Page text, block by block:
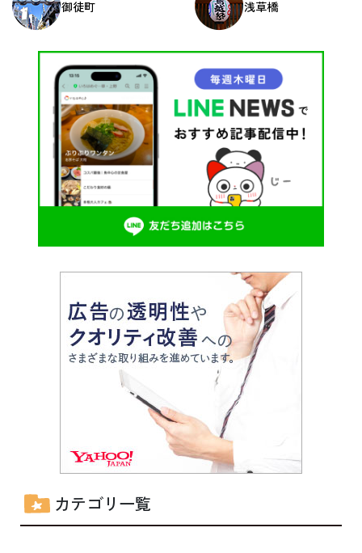
御徒町 浅草橋
カテゴリ一覧